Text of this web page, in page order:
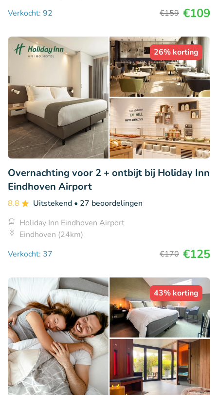
Verkocht: 92
€159 €109
26% korting
Overnachting voor 2 + ontbijt bij Holiday Inn
Eindhoven Airport
8.8 Uitstekend • 27 beoordelingen
Holiday Inn Eindhoven Airport
Eindhoven (24km)
Verkocht: 37
€170 €125
43% korting